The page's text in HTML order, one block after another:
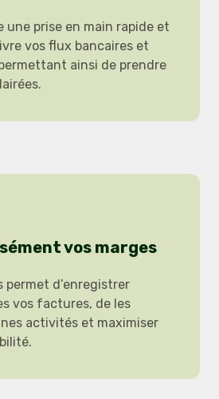
une prise en main rapide et
vos flux bancaires et
ainsi de prendre
vos marges
permet d’enregistrer
vos factures, de les
activités et maximiser